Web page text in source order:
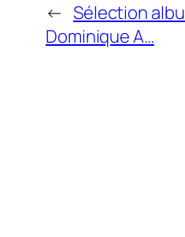
← Sélection
Dominique A…